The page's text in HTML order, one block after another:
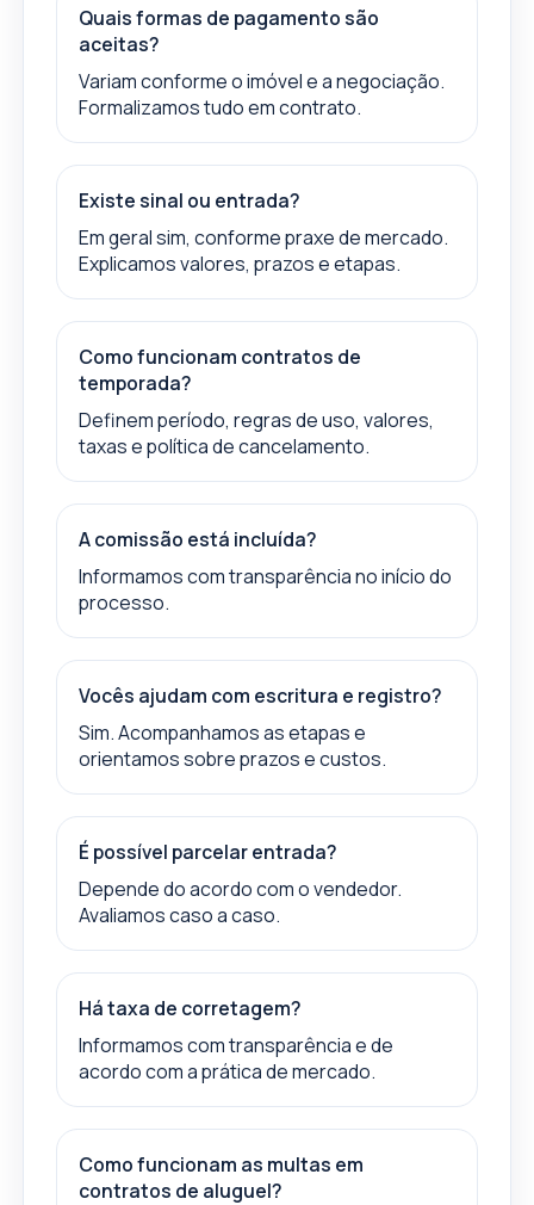
Quais formas de pagamento são
aceitas?
Variam conforme o imóvel e a negociação.
Formalizamos tudo em contrato.
Existe sinal ou entrada?
Em geral sim, conforme praxe de mercado.
Explicamos valores, prazos e etapas.
Como funcionam contratos de
temporada?
Definem período, regras de uso, valores,
taxas e política de cancelamento.
A comissão está incluída?
Informamos com transparência no início do
processo.
Vocês ajudam com escritura e registro?
Sim. Acompanhamos as etapas e
orientamos sobre prazos e custos.
É possível parcelar entrada?
Depende do acordo com o vendedor.
Avaliamos caso a caso.
Há taxa de corretagem?
Informamos com transparência e de
acordo com a prática de mercado.
Como funcionam as multas em
contratos de aluguel?